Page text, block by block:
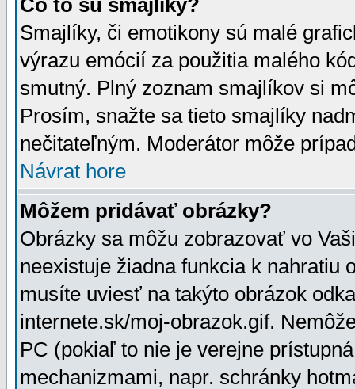
Čo to sú smajlíky?
Smajlíky, či emotikony sú malé
výrazu emócií za použitia malého
smutný. Plný zoznam smajlíkov si
Prosím, snažte sa tieto smajlíky
nečitateľným. Moderátor môže
Návrat hore
Môžem pridávať obrázky?
Obrázky sa môžu zobrazovať vo
neexistuje žiadna funkcia k nahratiu
musíte uviesť na takýto obrázok
internete.sk/moj-obrazok.gif.
PC (pokiaľ to nie je verejne
mechanizmami, napr. schránky